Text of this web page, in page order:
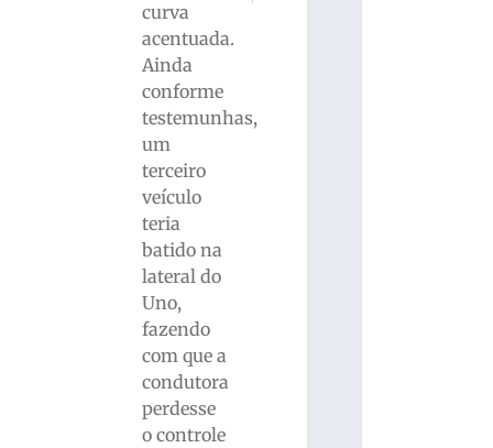
curva
acentuada.
Ainda
conforme
testemunhas,
um
terceiro
veículo
teria
batido na
lateral do
Uno,
fazendo
com que a
condutora
perdesse
o controle